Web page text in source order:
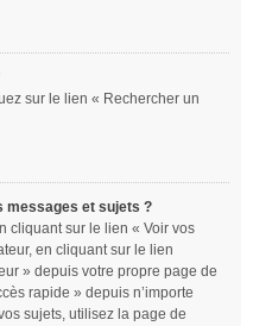
sur le lien « Rechercher un
messages et sujets ?
cliquant sur le lien « Voir vos
en cliquant sur le lien
» depuis votre propre page de
rapide » depuis n’importe
sujets, utilisez la page de